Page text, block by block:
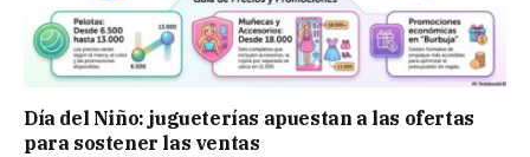
Día del Niño: jugueterías apuestan a las ofertas
para sostener las ventas